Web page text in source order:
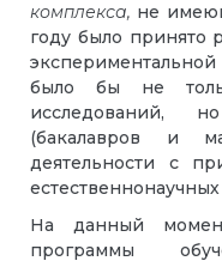
комплекса, не
году было принято
было бы не
исследований,
(бакалавров и
деятельности с
На данный
программы